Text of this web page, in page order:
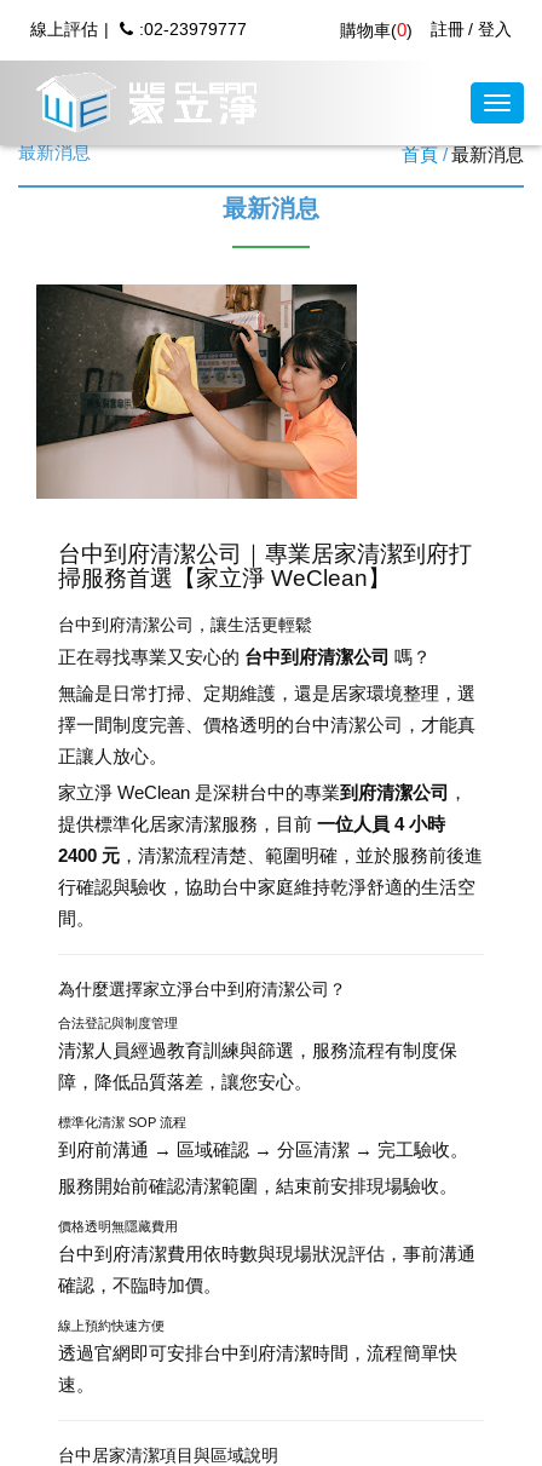
線上評估 :02-23979777 註冊 登入
購物車(0)
最新消息 首頁 最新消息
最新消息
台中到府清潔公司｜專業居家清潔到府打
掃服務首選【家立淨 WeClean】
台中到府清潔公司，讓生活更輕鬆
正在尋找專業又安心的 台中到府清潔公司 嗎？
無論是日常打掃、定期維護，還是居家環境整理，選
擇一間制度完善、價格透明的台中清潔公司，才能真
正讓人放心。
家立淨 WeClean 是深耕台中的專業到府清潔公司 ，
提供標準化居家清潔服務，目前 一位人員 4 小時
2400 元 ，清潔流程清楚、範圍明確，並於服務前後進
行確認與驗收，協助台中家庭維持乾淨舒適的生活空
間。
為什麼選擇家立淨台中到府清潔公司？
合法登記與制度管理
清潔人員經過教育訓練與篩選，服務流程有制度保
障，降低品質落差，讓您安心。
標準化清潔 SOP 流程
到府前溝通 → 區域確認 → 分區清潔 → 完工驗收。
服務開始前確認清潔範圍，結束前安排現場驗收。
價格透明無隱藏費用
台中到府清潔費用依時數與現場狀況評估，事前溝通
確認，不臨時加價。
線上預約快速方便
透過官網即可安排台中到府清潔時間，流程簡單快
速。
台中居家清潔項目與區域說明